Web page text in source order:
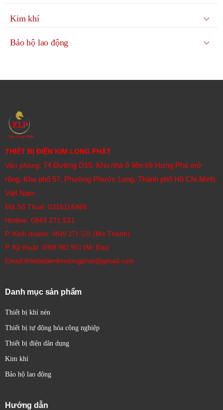
Kim khí
Bảo hộ lao động
THIẾT BỊ ĐIỆN KIM LONG PHÁT
Văn phòng: 74 Đường D15, Khu nhà ở liền kề Hưng Phú mở
rộng, Khu phố 57, Phường Phước Long, Thành phố Hồ Chí Minh,
Việt Nam
Mã Số Thuế: 0316116466
Hotline: 0849 271 531
P. Kinh doanh: 0849 271 531 (Ms Thanh)
P. Kỹ thuật: 0908 982 993​ (Mr Đại)
Email:thietbidienkimlongphat@gmail.com
Danh mục sản phẩm
Thiết bị khí nén
Thiết bị tự động hóa công nghiệp
Thiết bị điện dân dụng
Kim khí
Bảo hộ lao động
Hướng dẫn